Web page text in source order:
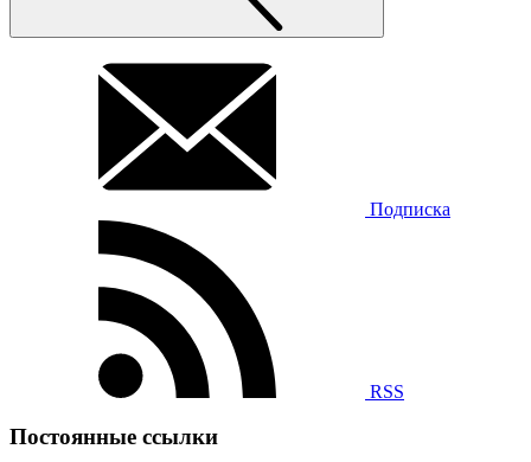
Подписка
RSS
Постоянные ссылки